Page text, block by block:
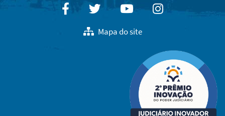
FacebookTwitterYoutubeInstagram
Mapa do site